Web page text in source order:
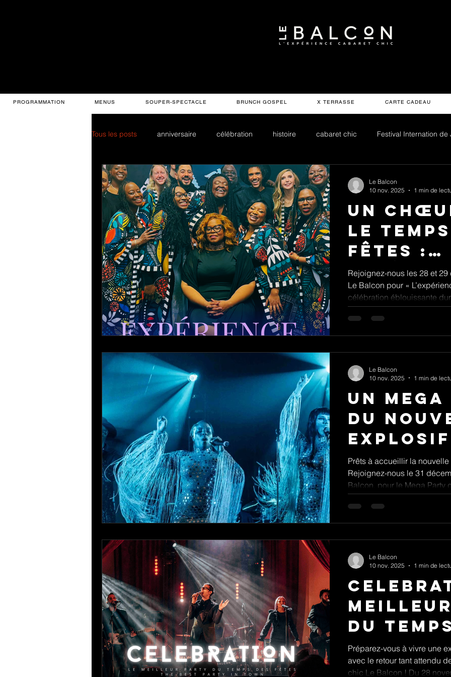
PROGRAMMATION MENUS SOUPER-SPECTACLE BRUNCH GOSPEL X TERRASSE CARTE CADEAU
Tous les posts anniversaire célébration histoire cabaret chic Festival Internation de
un
le
fêtes :
Gospel
Rejoignez-nous les 28 et
Le Balcon pour «
célébration éblouissante
rencontre la puissance des
les aimez !
Le Balcon
10 nov. 2025
1 min de
Un
du
explosif
Balcon !
Prêts à accueillir la
Rejoignez-nous le 31
Balcon, pour le Mega Party
Soirée Disco Chic.
le temps et embraser la
disco préférés !
Le Balcon
10 nov. 2025
1 min de
du
fêtes
Préparez-vous à vivre une
avec le retour tant attendu
chic Le Balcon ! Du 28
Le Balcon
10 nov. 2025
1 min de